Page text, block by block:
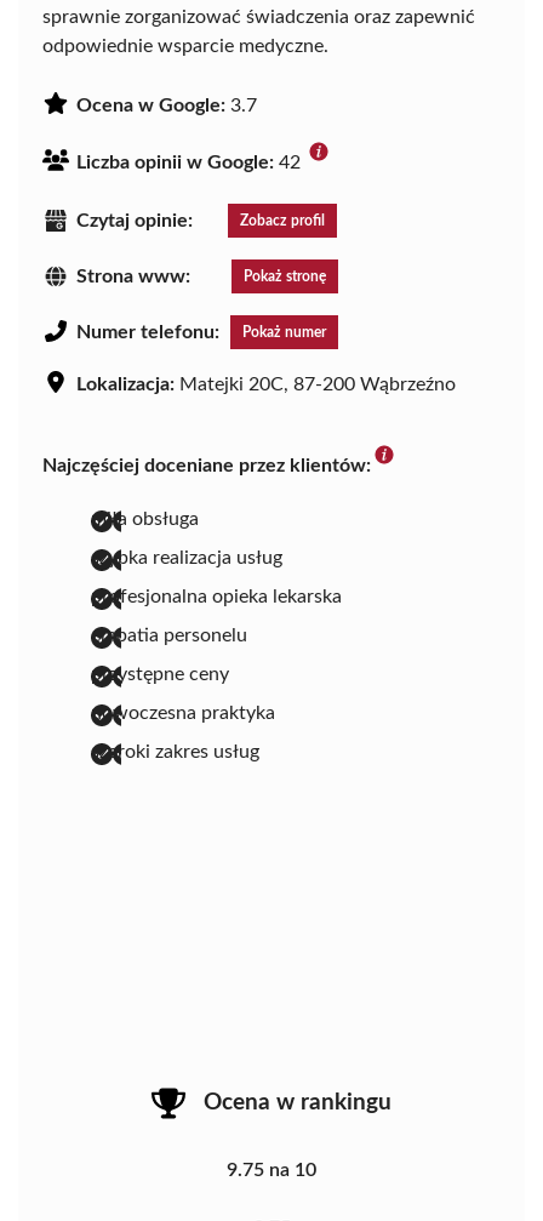
sprawnie zorganizować świadczenia oraz zapewnić
odpowiednie wsparcie medyczne.
Ocena w Google: 3.7
Liczba opinii w Google: 42
Czytaj opinie: Zobacz profil
Strona www: Pokaż stronę
Numer telefonu: Pokaż numer
Lokalizacja: Matejki 20C, 87-200 Wąbrzeźno
Najczęściej doceniane przez klientów:
miła obsługa
szybka realizacja usług
profesjonalna opieka lekarska
empatia personelu
przystępne ceny
nowoczesna praktyka
szeroki zakres usług
Ocena w rankingu
9.75 na 10